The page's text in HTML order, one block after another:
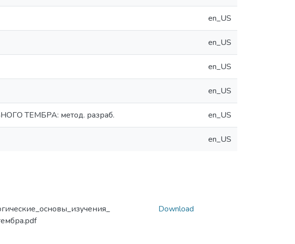
en_US
en_US
en_US
en_US
ТЕМБРА: метод. разраб. en_US
en_US
Download